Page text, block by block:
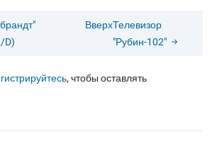
D)
ВверхТелевизор
"Рубин-102"
, чтобы оставлять